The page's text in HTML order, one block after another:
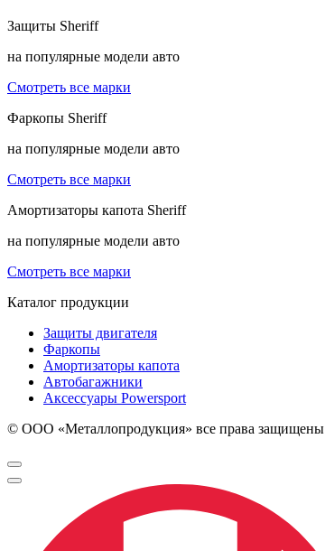
Защиты Sheriff
на популярные модели авто
Смотреть все марки
Фаркопы Sheriff
на популярные модели авто
Смотреть все марки
Амортизаторы капота Sheriff
на популярные модели авто
Смотреть все марки
Каталог продукции
Защиты двигателя
Фаркопы
Амортизаторы капота
Автобагажники
Аксессуары Powersport
© ООО «Металлопродукция» все права защищены